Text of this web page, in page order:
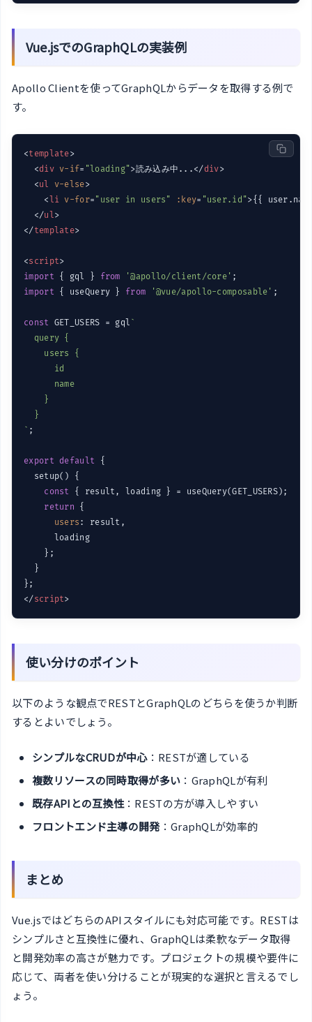
Vue.jsでのGraphQLの実装例
Apollo Clientを使ってGraphQLからデータを取得する例で
す。
<template>
<div v-if= "loading" >読み込み中... </div>
<ul v-else>
< li v-for= "user in users" :key= "user.id" >{{
</ul>
</template>
<script>
import { gql } from '@apollo/client/core'
import { useQuery } from '@vue/apollo-composable' ;
const GET_USERS = gql `
  query {
    users {
      id
      name
    }
  }
` ;
export default {
  setup() {
const
{ result, loading } = useQuery(GET_USERS);
return {
users : result,
      loading
    };
  }
</script>
使い分けのポイント
以下のような観点でRESTとGraphQLのどちらを使うか判断
するとよいでしょう。
シンプルなCRUDが中心：RESTが適している
複数リソースの同時取得が多い ：GraphQLが有利
既存APIとの互換性：RESTの方が導入しやすい
フロントエンド主導の開発：GraphQLが効率的
まとめ
Vue.jsではどちらのAPIスタイルにも対応可能です。RESTは
シンプルさと互換性に優れ、GraphQLは柔軟なデータ取得
と開発効率の高さが魅力です。プロジェクトの規模や要件に
応じて、両者を使い分けることが現実的な選択と言えるでし
ょう。